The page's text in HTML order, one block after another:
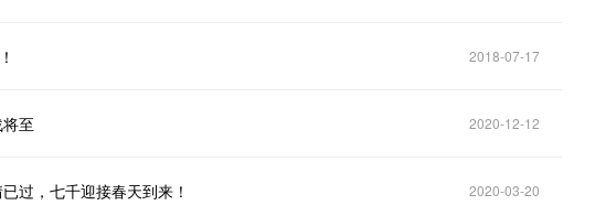
2018-07-17
至 2020-12-12
过，七千迎接春天到来！ 2020-03-20